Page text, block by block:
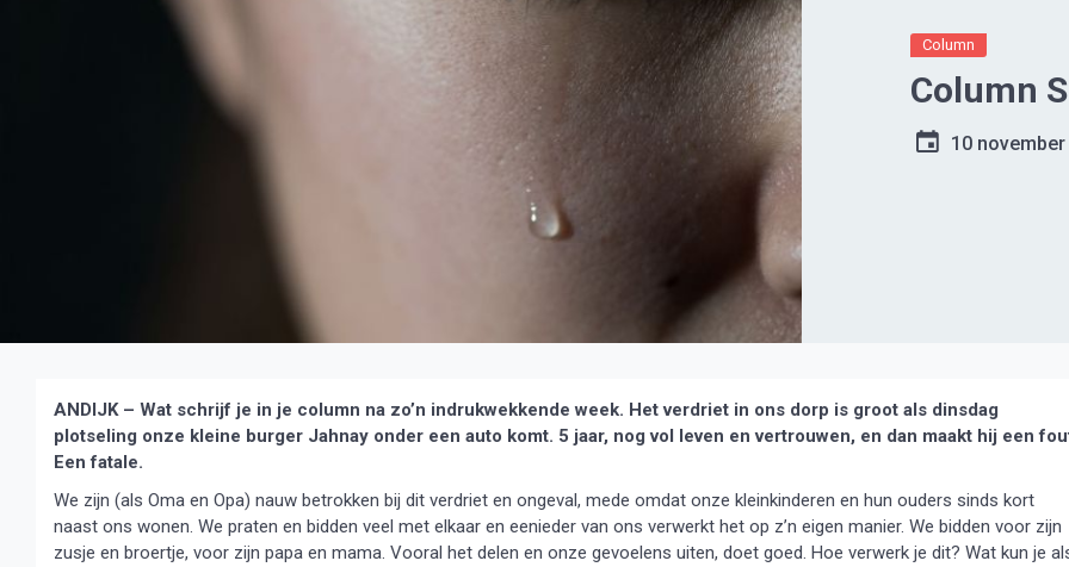
Column
Column
10
ANDIJK – Wat schrijf je in je column na zo’n indrukwekkende week. Het verdriet in ons dorp is groot als dinsdag
plotseling onze kleine burger Jahnay onder een auto komt. 5 jaar, nog vol leven en vertrouwen, en dan maakt hij een
Een fatale.
We zijn (als Oma en Opa) nauw betrokken bij dit verdriet en ongeval, mede omdat onze kleinkinderen en hun ouders sinds kort
naast ons wonen. We praten en bidden veel met elkaar en eenieder van ons verwerkt het op z’n eigen manier. We bidden voor zijn
zusje en broertje, voor zijn papa en mama. Vooral het delen en onze gevoelens uiten, doet goed. Hoe verwerk je dit? Wat kun je